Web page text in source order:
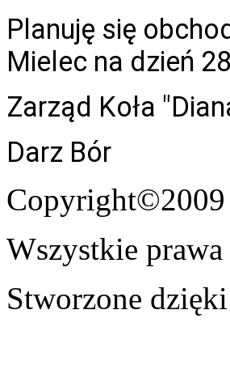
Planuję się
Mielec na dzień
Zarząd Koła
Darz Bór
Wszystkie prawa
Stworzone dzięki